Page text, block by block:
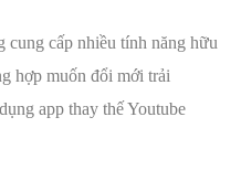
cung cấp nhiều tính năng hữu
hợp muốn đổi mới trải
app thay thế Youtube